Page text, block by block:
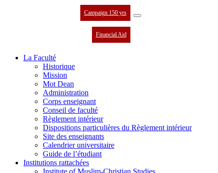
Campaign 150 yrs
Financial Aid
La Faculté
Historique
Mission
Mot Dean
Administration
Corps enseignant
Conseil de faculté
Règlement intérieur
Dispositions particulières du Règlement intérieur
Site des enseignants
Calendrier universitaire
Guide de l’étudiant
Institutions rattachées
Institute of Muslim-Christian Studies